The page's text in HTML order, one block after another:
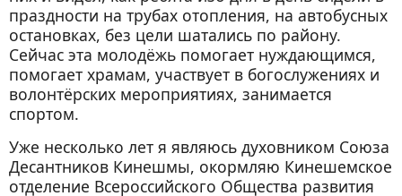
праздности на трубах отопления, на автобусных
остановках, без цели шатались по району.
Сейчас эта молодёжь помогает нуждающимся,
помогает храмам, участвует в богослужениях и
волонтёрских мероприятиях, занимается
спортом.
Уже несколько лет я являюсь духовником Союза
Десантников Кинешмы, окормляю Кинешемское
отделение Всероссийского Общества развития